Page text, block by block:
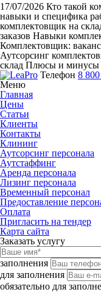
17/07/2026 Кто такой
навыки и специфика
комплектовщик на
заказов Навыки
Комплектовщик:
Аутсорсинг
склад Плюсы и минусы
Телефон 8
Меню
Главная
Цены
Статьи
Клиенты
Контакты
Клининг
Аутсорсинг персонала
Аутстаффинг
Аренда персонала
Лизинг персонала
Временный персонал
Предоставление
Оплата
Пригласить на тендер
Карта сайта
Заказать услугу
заполнения
для заполнения
обязательно для